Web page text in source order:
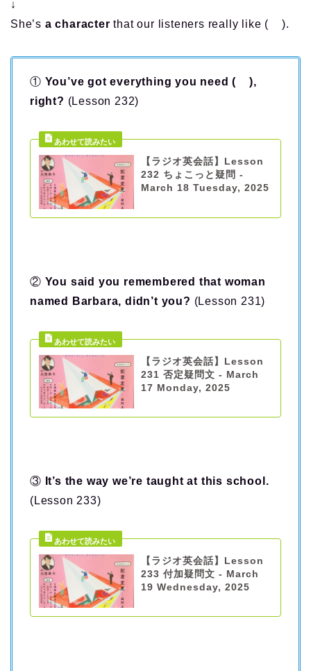
↓
She’s a character that our listeners really like ( ).
① You’ve got everything you need ( ),
right? (Lesson 232)
【ラジオ英会話】Lesson
232 ちょこっと疑問 -
March 18 Tuesday, 2025
② You said you remembered that woman
named Barbara, didn’t you? (Lesson 231)
【ラジオ英会話】Lesson
231 否定疑問文 - March
17 Monday, 2025
③ It’s the way we’re taught at this school.
(Lesson 233)
【ラジオ英会話】Lesson
233 付加疑問文 - March
19 Wednesday, 2025